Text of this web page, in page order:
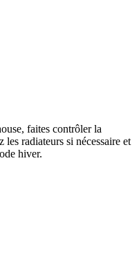
faites contrôler la
radiateurs si nécessaire et
hiver.